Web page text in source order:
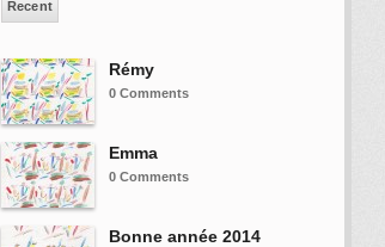
Recent
Rémy
0 Comments
Emma
0 Comments
Bonne année 2014